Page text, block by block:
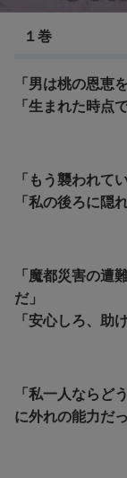
１巻
「男は桃の恩恵
「生まれた時点
「もう襲われて
「私の後ろに隠
「魔都災害の遭
だ」
「安心しろ、助
「私一人ならど
に外れの能力だ